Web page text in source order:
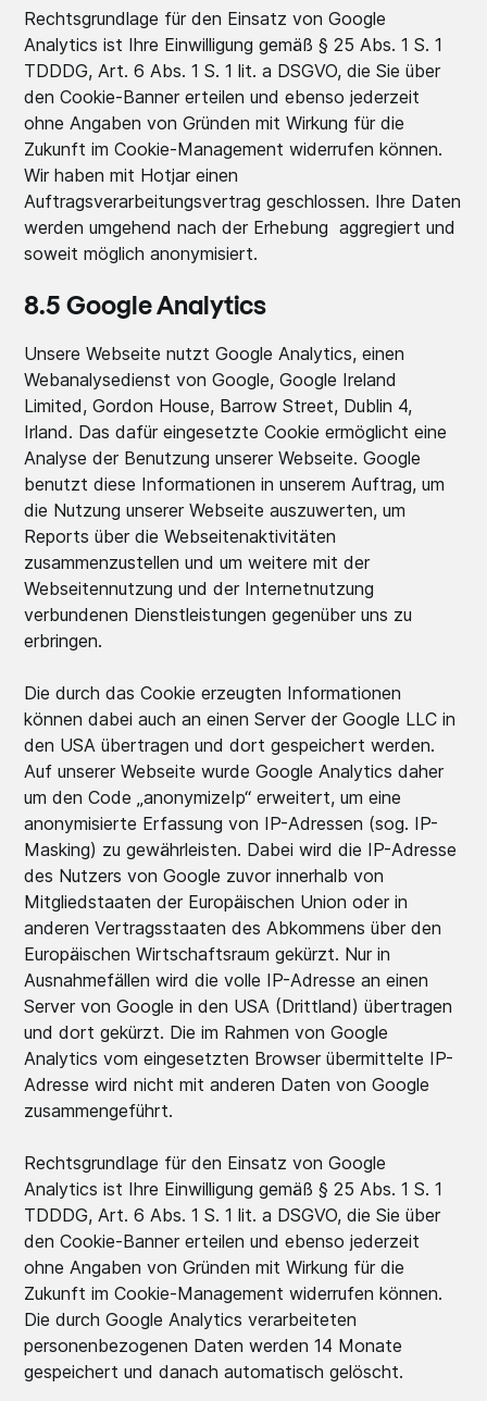
Rechtsgrundlage für den Einsatz von Google
Analytics ist Ihre Einwilligung gemäß § 25 Abs. 1 S. 1
TDDDG, Art. 6 Abs. 1 S. 1 lit. a DSGVO, die Sie über
den Cookie-Banner erteilen und ebenso jederzeit
ohne Angaben von Gründen mit Wirkung für die
Zukunft im Cookie-Management widerrufen können.
Wir haben mit Hotjar einen
Auftragsverarbeitungsvertrag geschlossen. Ihre Daten
werden umgehend nach der Erhebung aggregiert und
soweit möglich anonymisiert.
8.5 Google Analytics
Unsere Webseite nutzt Google Analytics, einen
Webanalysedienst von Google, Google Ireland
Limited, Gordon House, Barrow Street, Dublin 4,
Irland. Das dafür eingesetzte Cookie ermöglicht eine
Analyse der Benutzung unserer Webseite. Google
benutzt diese Informationen in unserem Auftrag, um
die Nutzung unserer Webseite auszuwerten, um
Reports über die Webseitenaktivitäten
zusammenzustellen und um weitere mit der
Webseitennutzung und der Internetnutzung
verbundenen Dienstleistungen gegenüber uns zu
erbringen.
Die durch das Cookie erzeugten Informationen
können dabei auch an einen Server der Google LLC in
den USA übertragen und dort gespeichert werden.
Auf unserer Webseite wurde Google Analytics daher
um den Code „anonymizeIp“ erweitert, um eine
anonymisierte Erfassung von IP-Adressen (sog. IP-
Masking) zu gewährleisten. Dabei wird die IP-Adresse
des Nutzers von Google zuvor innerhalb von
Mitgliedstaaten der Europäischen Union oder in
anderen Vertragsstaaten des Abkommens über den
Europäischen Wirtschaftsraum gekürzt. Nur in
Ausnahmefällen wird die volle IP-Adresse an einen
Server von Google in den USA (Drittland) übertragen
und dort gekürzt. Die im Rahmen von Google
Analytics vom eingesetzten Browser übermittelte IP-
Adresse wird nicht mit anderen Daten von Google
zusammengeführt.
Rechtsgrundlage für den Einsatz von Google
Analytics ist Ihre Einwilligung gemäß § 25 Abs. 1 S. 1
TDDDG, Art. 6 Abs. 1 S. 1 lit. a DSGVO, die Sie über
den Cookie-Banner erteilen und ebenso jederzeit
ohne Angaben von Gründen mit Wirkung für die
Zukunft im Cookie-Management widerrufen können.
Die durch Google Analytics verarbeiteten
personenbezogenen Daten werden 14 Monate
gespeichert und danach automatisch gelöscht.